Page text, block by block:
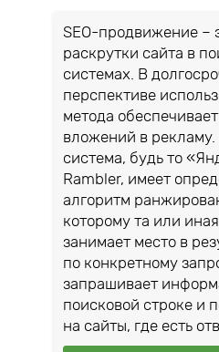
SEO-продвижение –
раскрутки сайта в
системах. В
перспективе
метода
вложений в рекламу.
система, будь то
Rambler, имеет
алгоритм
которому та или
занимает место в
по конкретному
запрашивает
поисковой строке и
на сайты, где есть